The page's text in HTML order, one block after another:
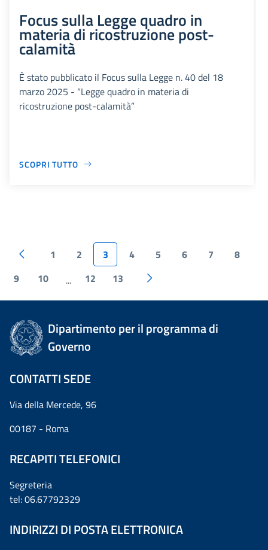
Focus sulla Legge quadro in
materia di ricostruzione post-
calamità
È stato pubblicato il Focus sulla Legge n. 40 del 18
marzo 2025 - “Legge quadro in materia di
ricostruzione post-calamità”
SCOPRI TUTTO
1 2 3 4 5 6 7
8
9
10 ... 12 13
Dipartimento per il programma di
Governo
CONTATTI SEDE
Via della Mercede, 96
00187 - Roma
RECAPITI TELEFONICI
Segreteria
tel: 06.67792329
INDIRIZZI DI POSTA ELETTRONICA